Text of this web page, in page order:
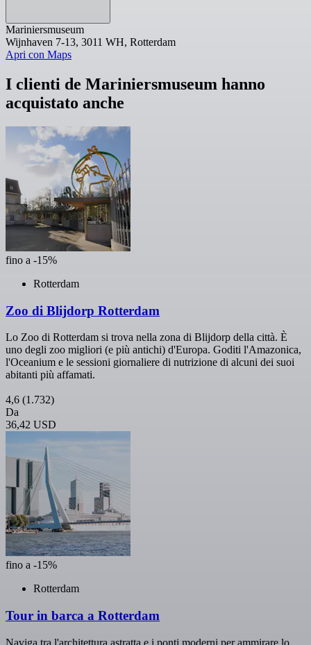
Mariniersmuseum
Wijnhaven 7-13, 3011 WH, Rotterdam
Apri con Maps
I clienti de Mariniersmuseum hanno
acquistato anche
fino a -15%
Rotterdam
Zoo di Blijdorp Rotterdam
Lo Zoo di Rotterdam si trova nella zona di Blijdorp della città. È
uno degli zoo migliori (e più antichi) d'Europa. Goditi l'Amazonica,
l'Oceanium e le sessioni giornaliere di nutrizione di alcuni dei suoi
abitanti più affamati.
4,6 (1.732)
Da
36,42 USD
fino a -15%
Rotterdam
Tour in barca a Rotterdam
Naviga tra l'architettura astratta e i ponti moderni per ammirare lo